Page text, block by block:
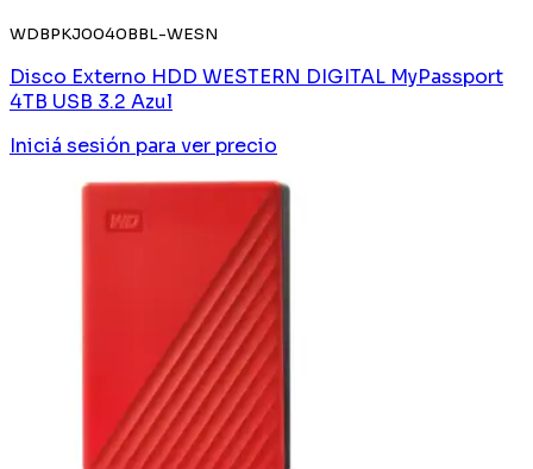
WDBPKJ0040BBL-WESN
Disco Externo HDD WESTERN DIGITAL MyPassport
4TB USB 3.2 Azul
Iniciá sesión para ver precio